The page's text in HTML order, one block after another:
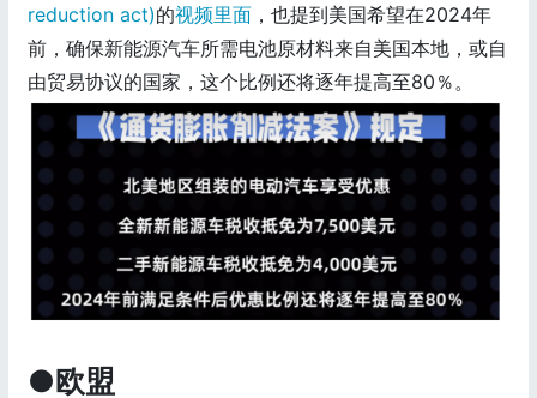
reduction act)的视频里面 ，也提到美国希望在2024年
前，确保新能源汽车所需电池原材料来自美国本地，或自
由贸易协议的国家，这个比例还将逐年提高至80％。
●欧盟